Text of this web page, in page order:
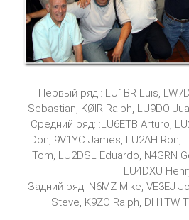
Первый ряд.: LU1BR Luis,
Sebastian, KØIR Ralph, LU9DO
Средний ряд: :LU6ETB Arturo,
Don, 9V1YC James, LU2AH Ron,
Tom, LU2DSL Eduardo, N4GRN
LU4DXU
Задний ряд: N6MZ Mike, VE3EJ
Steve, K9ZO Ralph, DH1TW